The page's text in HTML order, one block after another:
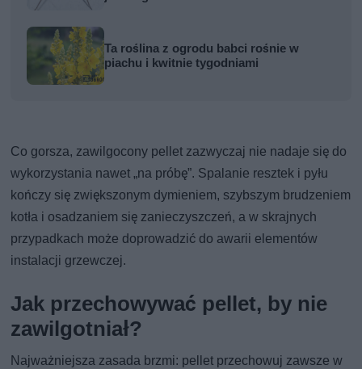
Ta roślina z ogrodu babci rośnie w
piachu i kwitnie tygodniami
Co gorsza, zawilgocony pellet zazwyczaj nie nadaje się do
wykorzystania nawet „na próbę”. Spalanie resztek i pyłu
kończy się zwiększonym dymieniem, szybszym brudzeniem
kotła i osadzaniem się zanieczyszczeń, a w skrajnych
przypadkach może doprowadzić do awarii elementów
instalacji grzewczej.
Jak przechowywać pellet, by nie
zawilgotniał?
Najważniejsza zasada brzmi: pellet przechowuj zawsze w